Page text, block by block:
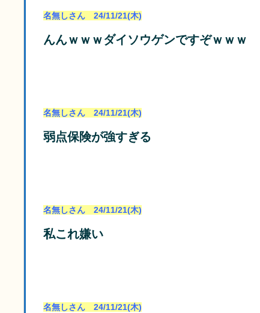
名無しさん 24/11/21(木)
んんｗｗｗダイソウゲンですぞｗｗｗ
名無しさん 24/11/21(木)
弱点保険が強すぎる
名無しさん 24/11/21(木)
私これ嫌い
名無しさん 24/11/21(木)